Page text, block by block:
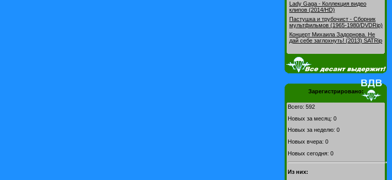
Lady Gaga - Коллекция видео
клипов (2014/HD)
Пастушка и трубочист - Сборник
мультфильмов (1965-1980/DVDRip)
Концерт Михаила Задорнова. Не
дай себе заглохнуть! (2013) SATRip
Зарегистрировано:
Всего: 592
Новых за месяц: 0
Новых за неделю: 0
Новых вчера: 0
Новых сегодня: 0
Из них: